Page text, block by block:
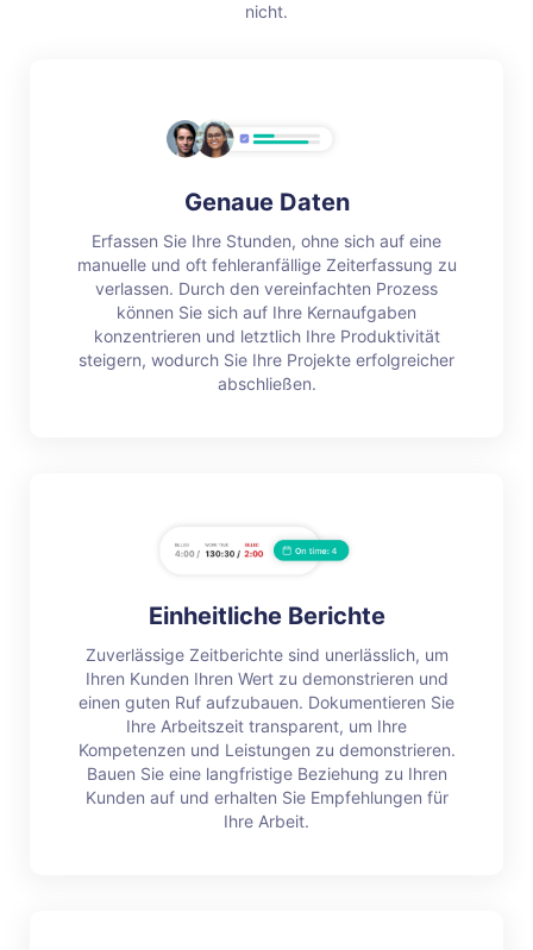
nicht.
Genaue Daten
Erfassen Sie Ihre Stunden, ohne sich auf eine
manuelle und oft fehleranfällige Zeiterfassung zu
verlassen. Durch den vereinfachten Prozess
können Sie sich auf Ihre Kernaufgaben
konzentrieren und letztlich Ihre Produktivität
steigern, wodurch Sie Ihre Projekte erfolgreicher
abschließen.
Einheitliche Berichte
Zuverlässige Zeitberichte sind unerlässlich, um
Ihren Kunden Ihren Wert zu demonstrieren und
einen guten Ruf aufzubauen. Dokumentieren Sie
Ihre Arbeitszeit transparent, um Ihre
Kompetenzen und Leistungen zu demonstrieren.
Bauen Sie eine langfristige Beziehung zu Ihren
Kunden auf und erhalten Sie Empfehlungen für
Ihre Arbeit.